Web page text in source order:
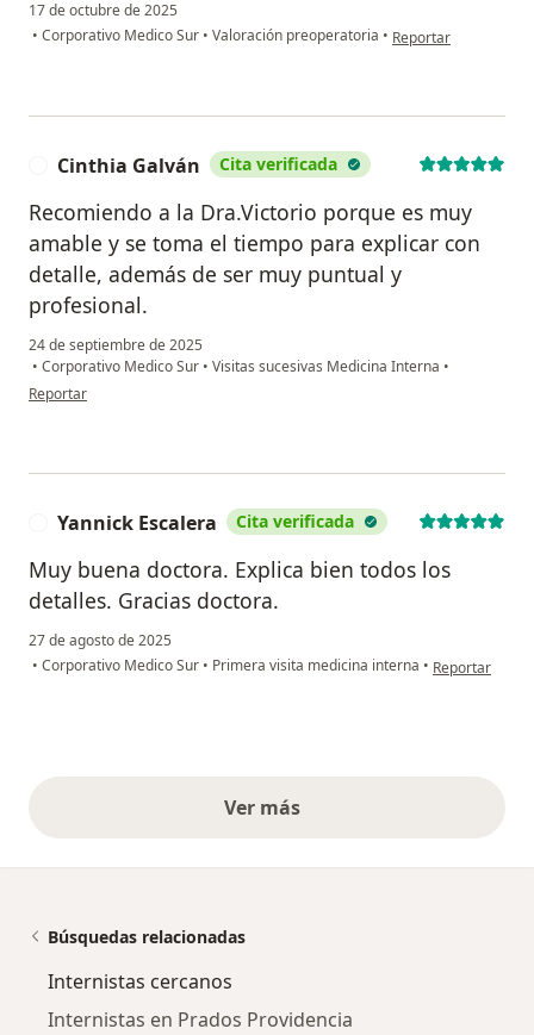
17 de octubre de 2025
• Corporativo Medico Sur • Valoración preoperatoria • en opinión del
Reportar
Cinthia Galván Cita verificada
Recomiendo a la Dra.Victorio porque es muy
amable y se toma el tiempo para explicar con
detalle, además de ser muy puntual y
profesional.
24 de septiembre de 2025
• Corporativo Medico Sur • Visitas sucesivas Medicina Interna •
en opinión del usuario Cinthia Galván
Reportar
Yannick Escalera Cita verificada
Muy buena doctora. Explica bien todos los
detalles. Gracias doctora.
27 de agosto de 2025
• Corporativo Medico Sur • Primera visita medicina interna • en opinión del
Reportar
Ver másopiniones anteriores
Búsquedas relacionadas
Internistas cercanos
Internistas en Prados Providencia